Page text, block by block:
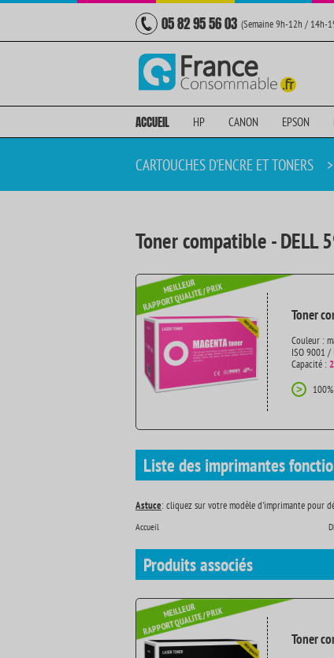
05 82 95 56 03 (Semaine 9h-12h / 14h-
ACCUEIL HP CANON EPSON
CARTOUCHES D'ENCRE ET TONERS
Toner compatible -
Toner
Couleur :
ISO 9001 /
Capacité :
>
Liste des imprimantes
Astuce: cliquez sur votre modèle d'imprimante pour
Accueil
Produitsassociés
Toner